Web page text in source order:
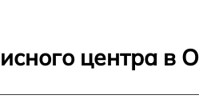
центра в